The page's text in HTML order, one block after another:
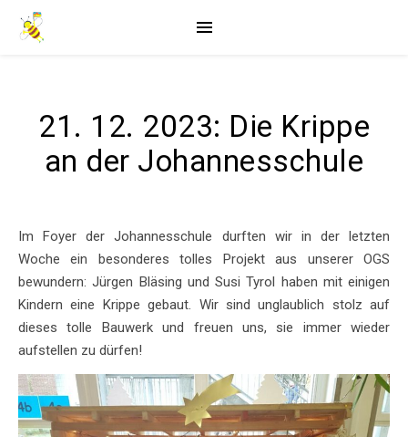
21. 12. 2023: Die Krippe
an der Johannesschule
Im Foyer der Johannesschule durften wir in der letzten
Woche ein besonderes tolles Projekt aus unserer OGS
bewundern: Jürgen Bläsing und Susi Tyrol haben mit einigen
Kindern eine Krippe gebaut. Wir sind unglaublich stolz auf
dieses tolle Bauwerk und freuen uns, sie immer wieder
aufstellen zu dürfen!